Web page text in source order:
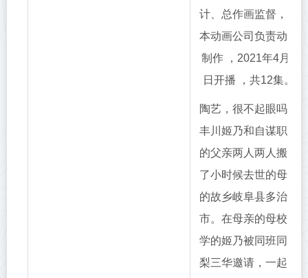
计、总作画监督，日
本动画公司负责动画
制作 ，2021年4月2
日开播 ，共12集。
陶艺，很不起眼吗？
丰川姬乃和自谋职业
的父亲两人两人搬到
了小时候去世的母亲
的故乡岐阜县多治见
市。在母亲的母校上
学的姬乃被同班同学
梨三华邀请，一起前